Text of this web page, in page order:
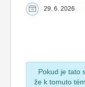
29. 6. 2026
Pokud je tato
že k tomuto